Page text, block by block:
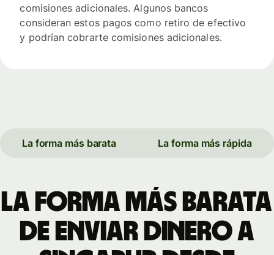
comisiones adicionales. Algunos bancos
consideran estos pagos como retiro de efectivo
y podrían cobrarte comisiones adicionales.
La forma más barata La forma más rápida
La forma más barata
de enviar dinero a